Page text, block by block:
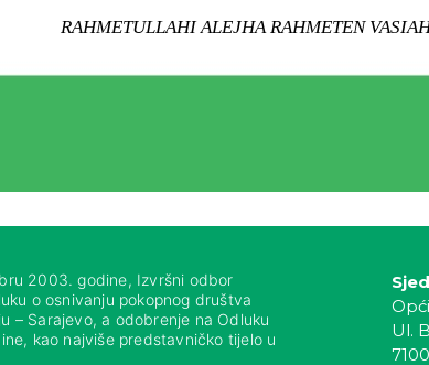
RAHMETULLAHI ALEJHA RAHMETEN
2003. godine, Izvršni odbor
o osnivanju pokopnog društva
– Sarajevo, a odobrenje na Odluku
kao najviše predstavničko tijelo u
Ul.